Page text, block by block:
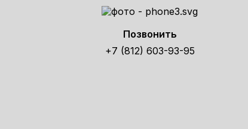
Позвонить
+7 (812) 603-93-95